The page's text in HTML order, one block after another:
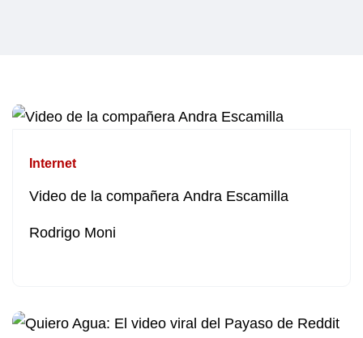
Internet
Video de la compañera Andra Escamilla
Rodrigo Moni